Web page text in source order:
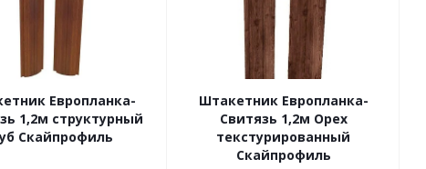
Европланка-
1,2м структурный
Скайпрофиль
Штакетник Европланка-
Свитязь 1,2м Орех
текстурированный
Скайпрофиль